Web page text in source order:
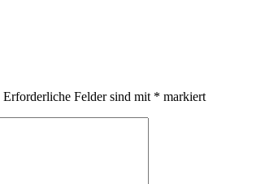
Erforderliche Felder sind mit * markiert